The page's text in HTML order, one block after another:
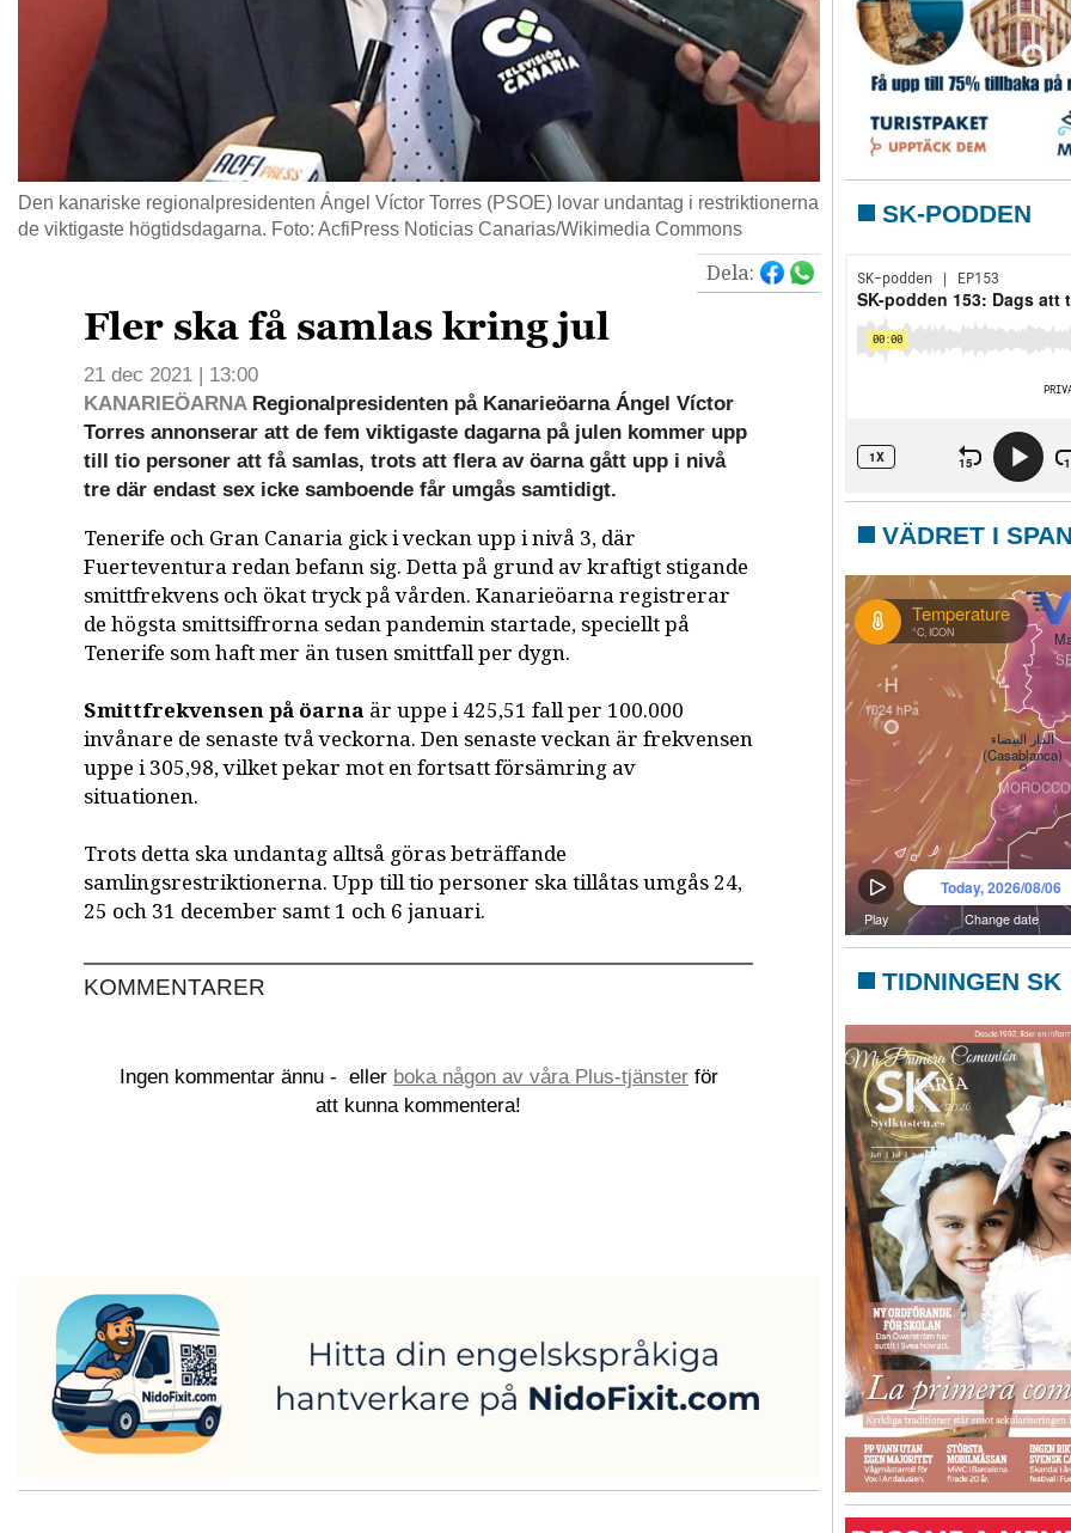
Den kanariske regionalpresidenten Ángel Víctor Torres (PSOE) lovar undantag i restriktionerna
de viktigaste högtidsdagarna. Foto: AcfiPress Noticias Canarias/Wikimedia Commons
Dela:
Fler ska få samlas kring jul
21 dec 2021 | 13:00
KANARIEÖARNARegionalpresidenten på Kanarieöarna Ángel Víctor
Torres annonserar att de fem viktigaste dagarna på julen kommer upp
till tio personer att få samlas, trots att flera av öarna gått upp i nivå
tre där endast sex icke samboende får umgås samtidigt.
Tenerife och Gran Canaria gick i veckan upp i nivå 3, där
Fuerteventura redan befann sig. Detta på grund av kraftigt stigande
smittfrekvens och ökat tryck på vården. Kanarieöarna registrerar
de högsta smittsiffrorna sedan pandemin startade, speciellt på
Tenerife som haft mer än tusen smittfall per dygn.
Smittfrekvensen på öarna är uppe i 425,51 fall per 100.000
invånare de senaste två veckorna. Den senaste veckan är frekvensen
uppe i 305,98, vilket pekar mot en fortsatt försämring av
situationen.
Trots detta ska undantag alltså göras beträffande
samlingsrestriktionerna. Upp till tio personer ska tillåtas umgås 24,
25 och 31 december samt 1 och 6 januari.
KOMMENTARER
Ingen kommentar ännu - eller boka någon av våra Plus-tjänsterför
att kunna kommentera!
SK-PODDEN
VÄDRET I
TIDNINGEN SK